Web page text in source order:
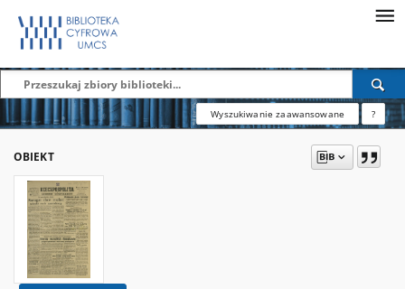
Wyszukiwanie zaawansowane ?
OBIEKT